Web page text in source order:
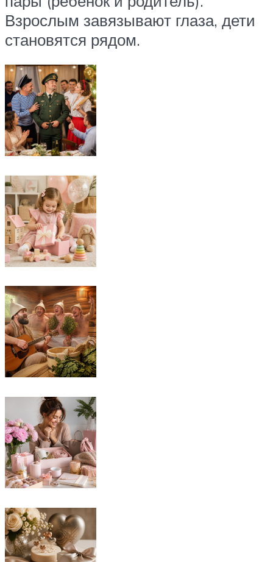
Взрослым завязывают глаза, дети
становятся рядом.